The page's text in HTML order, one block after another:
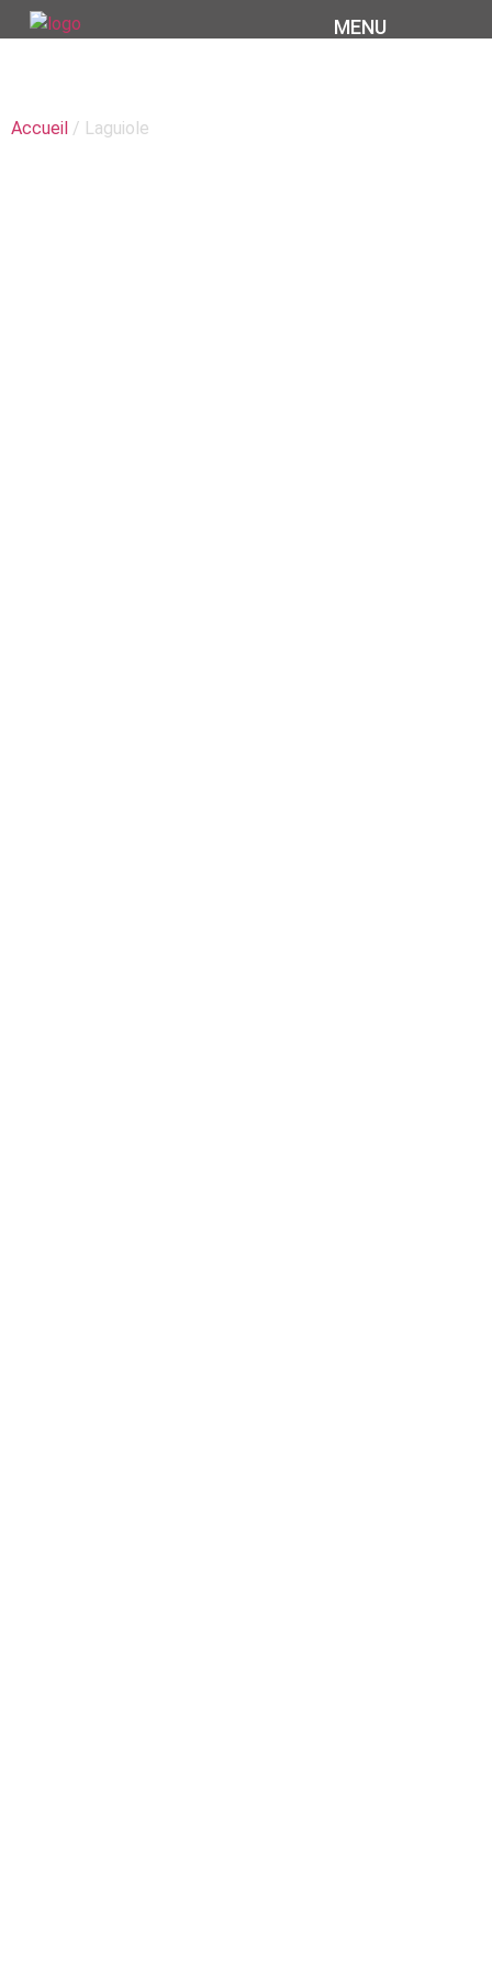
MENU
CATÉGORIE :
Accueil / Laguiole